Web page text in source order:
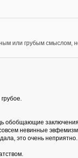
или грубым
невинные
это очень неприятно.